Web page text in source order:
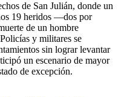
de San Julián, donde un
19 heridos —dos por
de un hombre
y militares se
sin lograr levantar
un escenario de mayor
de excepción.